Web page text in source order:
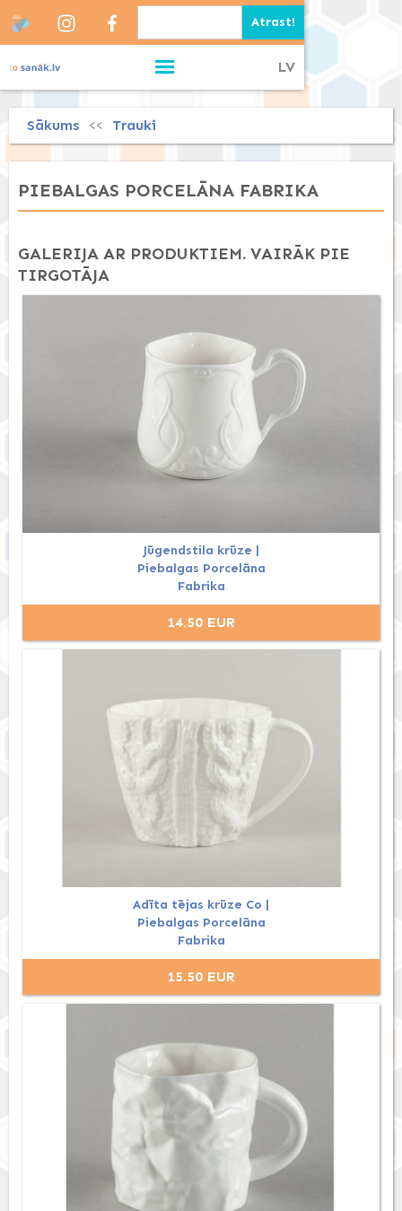
LV
Sākums << Trauki
PIEBALGAS PORCELĀNA FABRIKA
GALERIJA AR PRODUKTIEM. VAIRĀK PIE
TIRGOTĀJA
Jūgendstila krūze |
Piebalgas Porcelāna
Fabrika
14.50 EUR
Adīta tējas krūze Co |
Piebalgas Porcelāna
Fabrika
15.50 EUR